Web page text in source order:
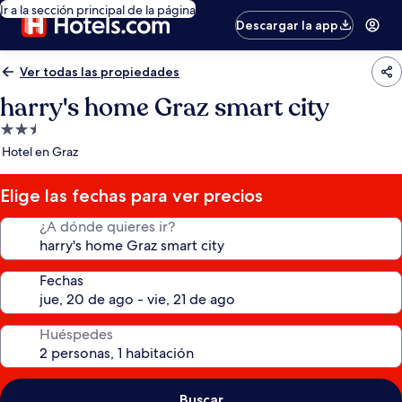
Ir a la sección principal de la página
Descargar la app
Ver todas las propiedades
harry's home Graz smart city
Propiedad
de
estrellas
Hotel en Graz
Elige las fechas para ver precios
¿A dónde quieres ir?
Fechas
Huéspedes